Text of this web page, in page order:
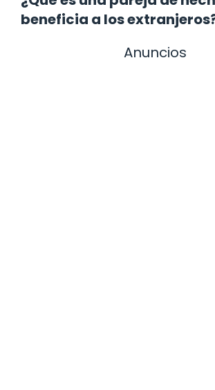
beneficia a los
Anuncios